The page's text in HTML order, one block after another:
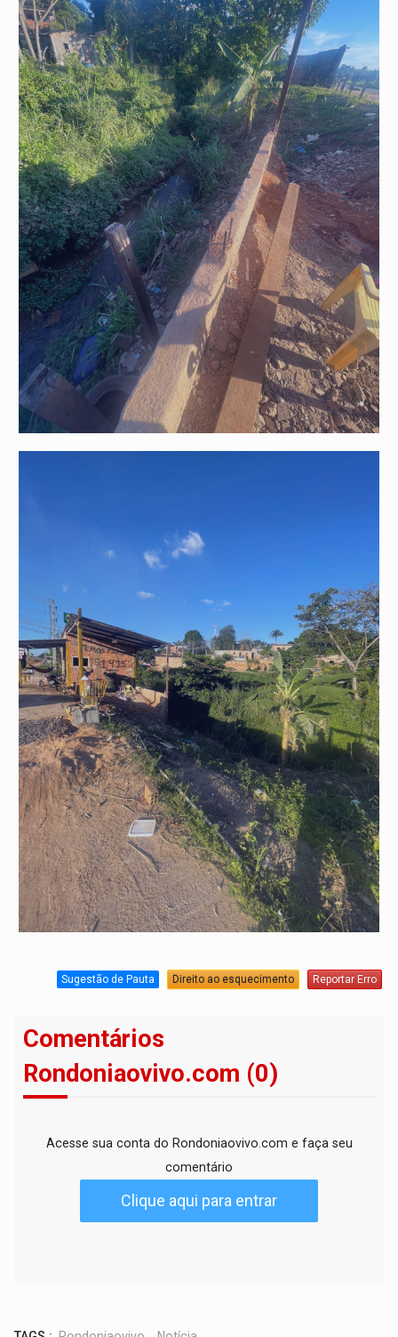
Sugestão de Pauta Direito ao esquecimento Reportar Erro
Comentários
Rondoniaovivo.com (0)
Acesse sua conta do Rondoniaovivo.com e faça seu
comentário
Clique aqui para entrar